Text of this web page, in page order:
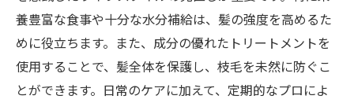
養豊富な食事や十分な水分補給は、髪の強度を高めるた
めに役立ちます。また、成分の優れたトリートメントを
使用することで、髪全体を保護し、枝毛を未然に防ぐこ
とができます。日常のケアに加えて、定期的なプロによ